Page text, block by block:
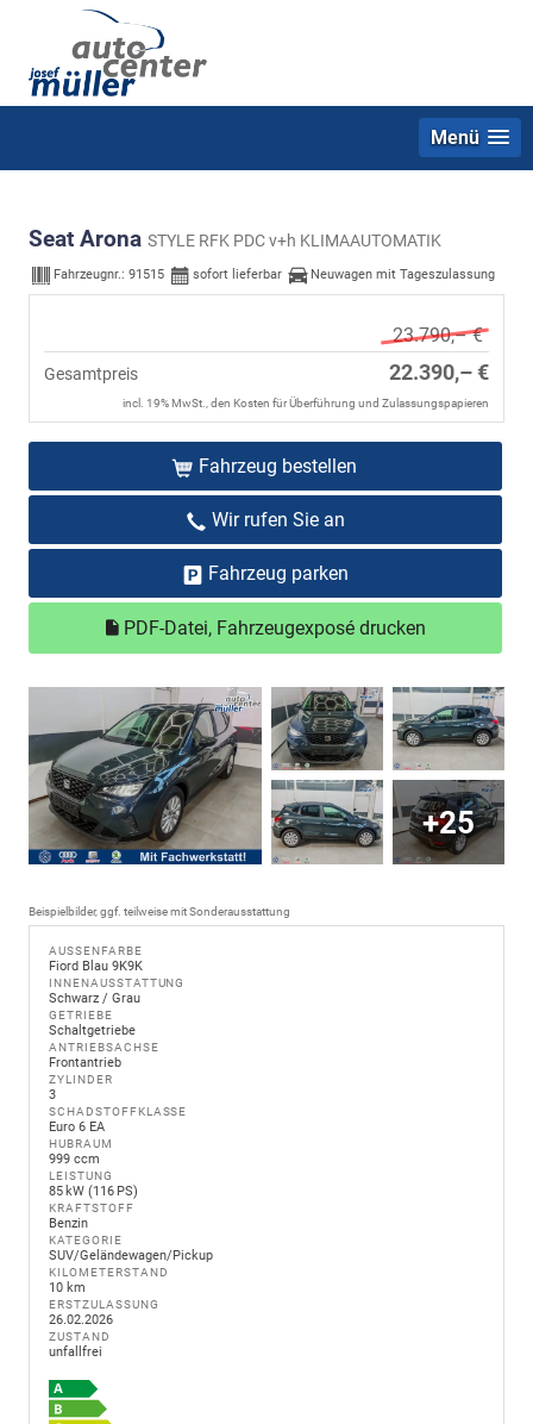
Menü
Seat Arona STYLE RFK PDC v+h KLIMAAUTOMATIK
Fahrzeugnr.: 91515 sofort lieferbar Neuwagen mit Tageszulassung
23.790,– €
Gesamtpreis 22.390,– €
incl. 19% MwSt., den Kosten für Überführung und Zulassungspapieren
Fahrzeug bestellen
Wir rufen Sie an
Fahrzeug parken
PDF-Datei, Fahrzeugexposé drucken
+25
Beispielbilder, ggf. teilweise mit Sonderausstattung
AUSSENFARBE
Fiord Blau 9K9K
INNENAUSSTATTUNG
Schwarz / Grau
GETRIEBE
Schaltgetriebe
ANTRIEBSACHSE
Frontantrieb
ZYLINDER
3
SCHADSTOFFKLASSE
Euro 6 EA
HUBRAUM
999 ccm
LEISTUNG
85 kW (116 PS)
KRAFTSTOFF
Benzin
KATEGORIE
SUV/Geländewagen/Pickup
KILOMETERSTAND
10 km
ERSTZULASSUNG
26.02.2026
ZUSTAND
unfallfrei